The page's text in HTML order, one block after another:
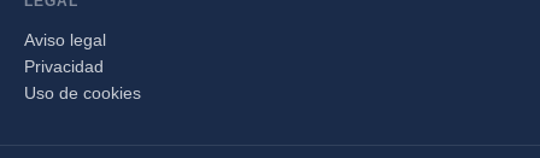
Aviso legal
Privacidad
Uso de cookies